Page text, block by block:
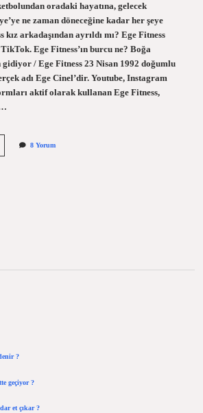
oradaki hayatına, gelecek
ne zaman döneceğine kadar her şeye
kız arkadaşından ayrıldı mı? Ege Fitness
Ege Fitness’ın burcu ne? Boğa
gidiyor / Ege Fitness 23 Nisan 1992 doğumlu
adı Ege Cinel’dir. Youtube, Instagram
aktif olarak kullanan Ege Fitness,
8 Yorum
?
geçiyor ?
et çıkar ?